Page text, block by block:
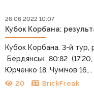
26.06.2022 10:07
Кубок Корбана:
Кубок Корбана. 3-й тур,
Бердянськ 80:82 (17:20,
Юрченко 18, Чумічов 16,...
20 BrickFreak